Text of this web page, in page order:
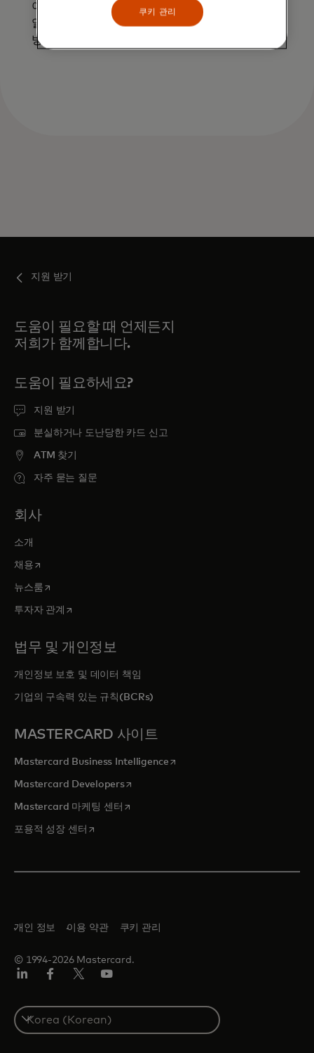
아르헨티나에서의 구매 시 환율에 대해 자세히
알아보려면
www.mastercard.com.ar
방문하세요.
지원 받기
도움이 필요할 때 언제든지
저희가 함께합니다.
도움이 필요하세요?
지원 받기
분실하거나 도난당한 카드 신고
ATM 찾기
자주 묻는 질문
회사
소개
채용새 탭에서 열림
뉴스룸새 탭에서 열림
투자자 관계 새 탭에서 열림
법무 및 개인정보
개인정보 보호 및 데이터 책임
기업의 구속력 있는 규칙(BCRs)
MASTERCARD 사이트
Mastercard Business Intelligence새 탭에서 열림
Mastercard Developers새 탭에서 열림
Mastercard 마케팅 센터 새 탭에서 열림
포용적 성장 센터 새 탭에서 열림
© 1994-2026 Mastercard.
개인 정보 이용 약관 쿠키 관리
S
e
In
ook
터/
X
브
쿠키 관리